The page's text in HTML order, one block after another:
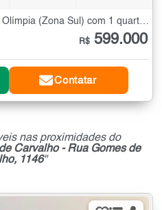
Apartamento à Venda na Vila Olímpia (Zona Sul) com 1 quarto - 28 m²
R$ 599.000
Contatar
nas proximidades do
Carvalho - Rua Gomes de
1146"